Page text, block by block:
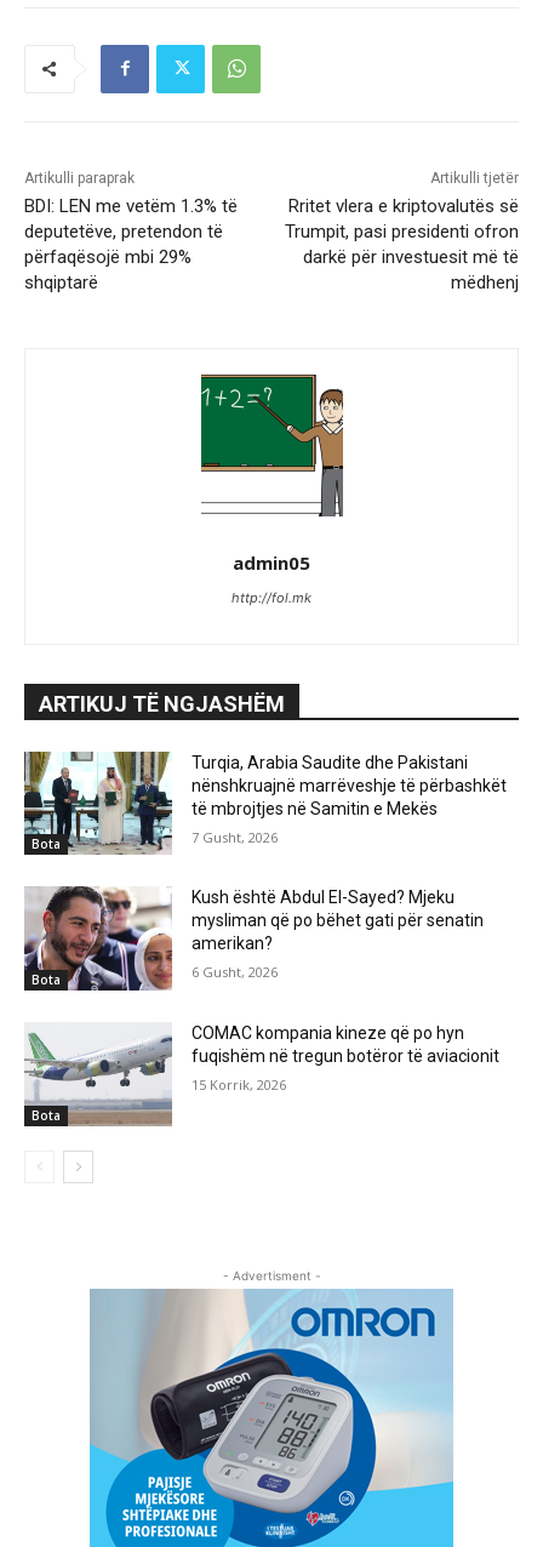
Artikulli paraprak
BDI: LEN me vetëm 1.3% të
deputetëve, pretendon të
përfaqësojë mbi 29%
shqiptarë
Artikulli tjetër
Rritet vlera e kriptovalutës së
Trumpit, pasi presidenti ofron
darkë për investuesit më të
mëdhenj
admin05
http://fol.mk
ARTIKUJ TË NGJASHËM
Bota
Turqia, Arabia Saudite dhe Pakistani
nënshkruajnë marrëveshje të përbashkët
të mbrojtjes në Samitin e Mekës
7 Gusht, 2026
Bota
Kush është Abdul El-Sayed? Mjeku
mysliman që po bëhet gati për senatin
amerikan?
6 Gusht, 2026
Bota
COMAC kompania kineze që po hyn
fuqishëm në tregun botëror të aviacionit
15 Korrik, 2026
- Advertisment -